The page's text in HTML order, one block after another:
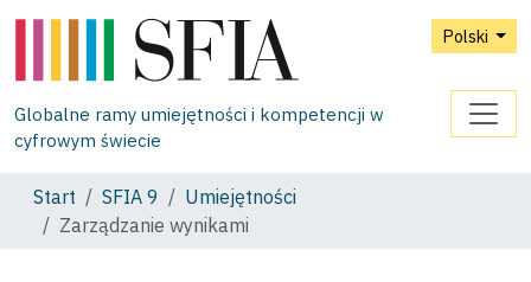
Polski
Globalne ramy umiejętności i kompetencji w
cyfrowym świecie
Start SFIA 9
Umiejętności
Zarządzanie wynikami